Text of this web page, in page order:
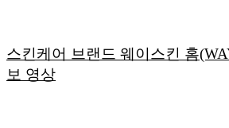
스킨케어 브랜드 웨이스킨 홈
보 영상